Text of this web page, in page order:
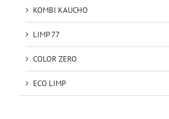
KOMBI KAUCHO
LIMP 77
COLOR ZERO
ECO LIMP